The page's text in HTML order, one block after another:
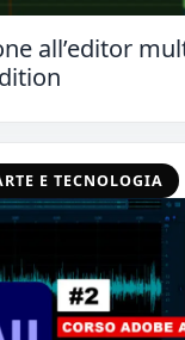
all’editor
E TECNOLOGIA